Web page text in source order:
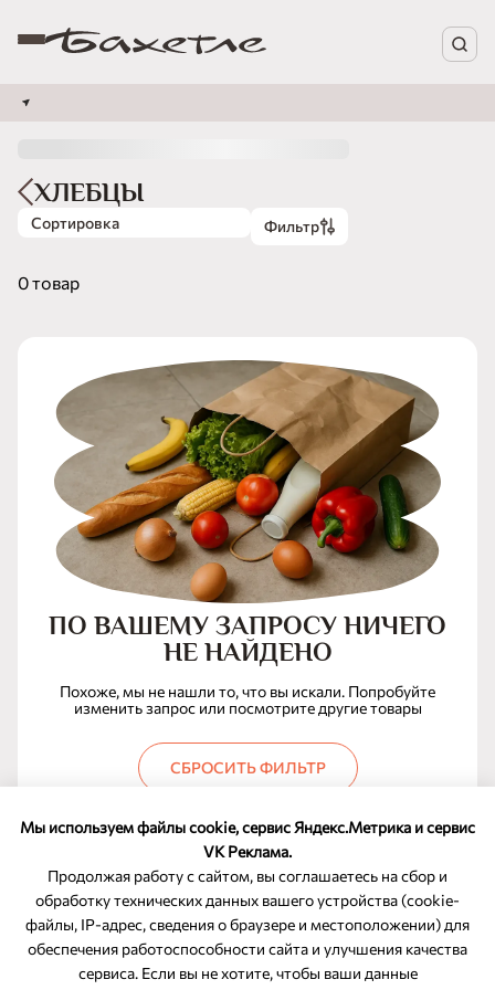
Мы используем файлы cookie, сервис Яндекс.Метрика и сервис
VK Реклама.
Продолжая работу с сайтом, вы соглашаетесь на сбор и
обработку технических данных вашего устройства (cookie-
файлы, IP-адрес, сведения о браузере и местоположении) для
обеспечения работоспособности сайта и улучшения качества
сервиса. Если вы не хотите, чтобы ваши данные
ХЛЕБЦЫ
Сортировка Фильтр
0 товар
ПО ВАШЕМУ ЗАПРОСУ НИЧЕГО
НЕ НАЙДЕНО
Похоже, мы не нашли то, что вы искали. Попробуйте
изменить запрос или посмотрите другие товары
СБРОСИТЬ ФИЛЬТР
ОБРАТНАЯ СВЯЗЬ
8-800-350-46-10